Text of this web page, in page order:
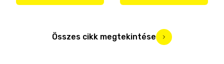
Összes cikk megtekintése